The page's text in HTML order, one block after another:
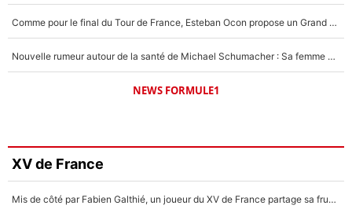
Comme pour le final du Tour de France, Esteban Ocon propose un Grand Prix de Formule 1 à Paris : «Autour de l’Arc de Triomphe, ce serait génial» !
Nouvelle rumeur autour de la santé de Michael Schumacher : Sa femme Corinna sort du silence
NEWS FORMULE1
XV de France
Mis de côté par Fabien Galthié, un joueur du XV de France partage sa frustration : «ils ne me l’ont pas dit tout de suite»